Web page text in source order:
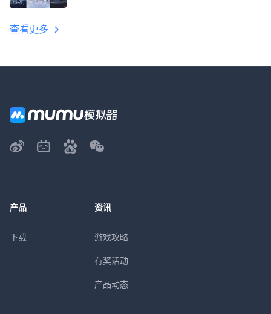
查看更多
产品
下载
资讯
游戏攻略
有奖活动
产品动态